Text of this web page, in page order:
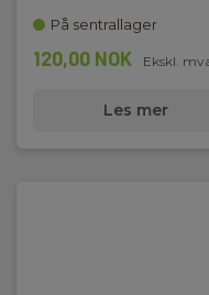
På sentrallager
120,00 NOK Ekskl.
Les mer